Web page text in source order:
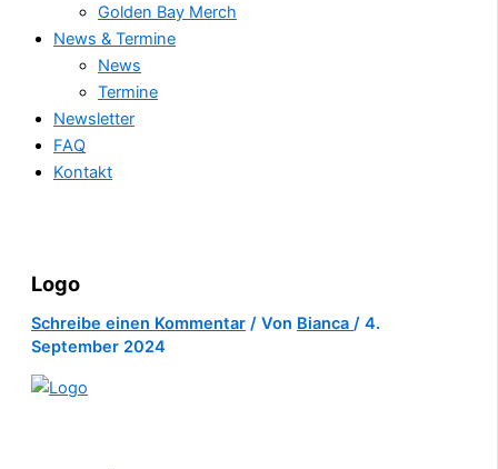
Golden Bay Merch
News & Termine
News
Termine
Newsletter
FAQ
Kontakt
Logo
Schreibe einen Kommentar / Von Bianca / 4.
September 2024